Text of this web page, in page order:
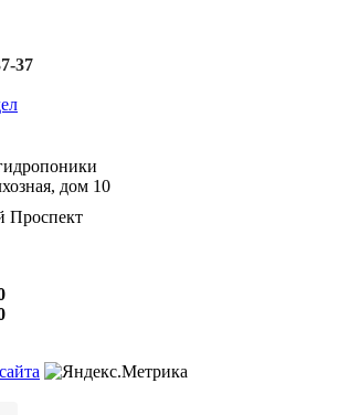
37
дом 10
Проспект